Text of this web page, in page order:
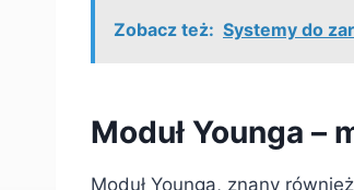
Zobacz też: Systemy do
Moduł Younga –
Moduł Younga, znany